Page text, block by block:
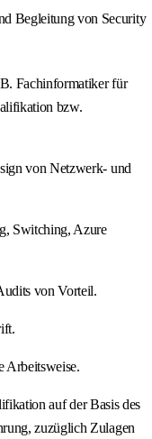
Begleitung von Security
Fachinformatiker für
bzw.
von Netzwerk- und
Switching, Azure
von Vorteil.
Arbeitsweise.
auf der Basis des
zuzüglich Zulagen